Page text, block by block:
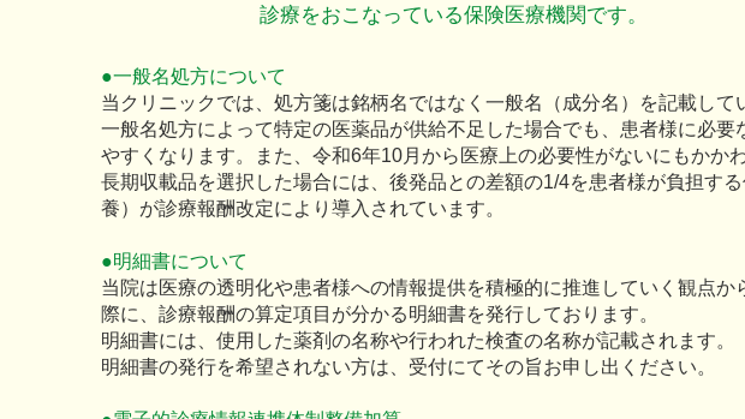
診療をおこなっている保険医療機関です。
●一般名処方について
当クリニックでは、処方箋は銘柄名ではなく一般名（成分名）を記載して
一般名処方によって特定の医薬品が供給不足した場合でも、患者様に必要
やすくなります。また、令和6年10月から医療上の必要性がないにもかか
長期収載品を選択した場合には、後発品との差額の1/4を患者様が負担す
養）が診療報酬改定により導入されています。
●明細書について
当院は医療の透明化や患者様への情報提供を積極的に推進していく観点か
際に、診療報酬の算定項目が分かる明細書を発行しております。
明細書には、使用した薬剤の名称や行われた検査の名称が記載されます。
明細書の発行を希望されない方は、受付にてその旨お申し出ください。